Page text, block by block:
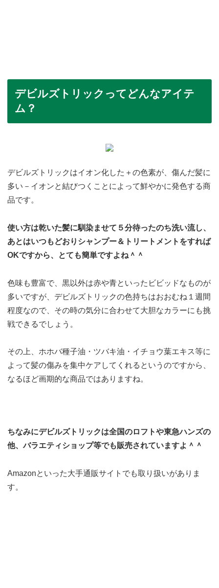
デビルズトリックってどんなアイテ
ム？
デビルズトリックはイオン化した＋の色素が、傷んだ髪に
多い－イオンと結びつくことによって鮮やかに発色する商
品です。
使い方は乾いた髪に馴染ませて５分待ったのち洗い流し、
あとはいつもどおりシャンプー＆トリートメントをすれば
OKですから、とても簡単ですよね＾＾
色味も豊富で、黒以外は赤や青といったビビッドなものが
多いですが、デビルズトリックの色持ちはおおむね１週間
程度なので、その時の気分に合わせて大胆なカラーにも挑
戦できるでしょう。
その上、ホホバ種子油・ツバキ油・イチョウ葉エキス等に
よって髪の傷みを集中ケアしてくれるというのですから、
なるほど画期的な商品ではありますね。
ちなみにデビルズトリックは全国のロフトや東急ハンズの
他、バラエティショップ等でも販売されていますよ＾＾
Amazonといった大手通販サイトでも取り扱いがありま
す。